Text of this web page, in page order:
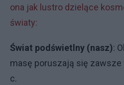
ona jak lustro dzielące
światy:
Świat podświetlny (nasz):
masę poruszają się zawsze
c.